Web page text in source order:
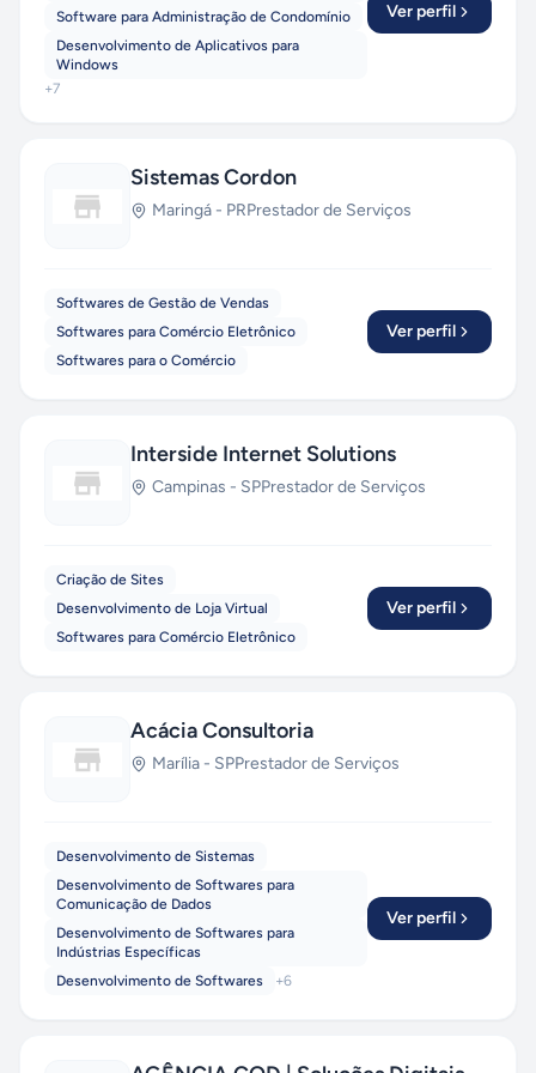
com tecnologias de ponta —React, Vue, Node,
Laravel, Python e Cloud Computing
que precisa modernizar seu ERP, a PragmaSoft
entrega. Fale com a gente e descubra como
Software para Administração de Condomínio
Desenvolvimento de Aplicativos para
Windows
+7
Ver perfil
Sistemas Cordon
Maringá - PRPrestador de Serviços
Softwares de Gestão de Vendas
Softwares para Comércio Eletrônico
Softwares para o Comércio
Ver perfil
Interside Internet Solutions
Campinas - SPPrestador de Serviços
Criação de Sites
Desenvolvimento de Loja Virtual
Softwares para Comércio Eletrônico
Ver perfil
Acácia Consultoria
Marília - SPPrestador de Serviços
Desenvolvimento de Sistemas
Desenvolvimento de Softwares para
Comunicação de Dados
Desenvolvimento de Softwares para
Indústrias Específicas
Desenvolvimento de Softwares
+6
Ver perfil